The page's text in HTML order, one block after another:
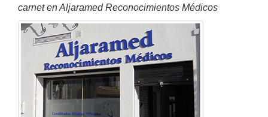
carnet en Aljaramed Reconocimientos Médicos